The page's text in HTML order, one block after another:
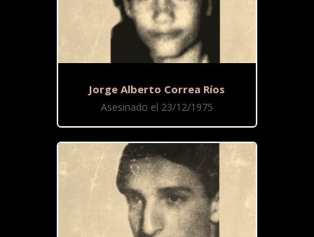
Jorge Alberto Correa Ríos
Asesinado el 23/12/1975